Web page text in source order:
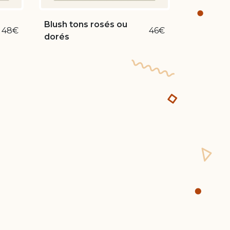
48€
Blush tons rosés ou
dorés
46€